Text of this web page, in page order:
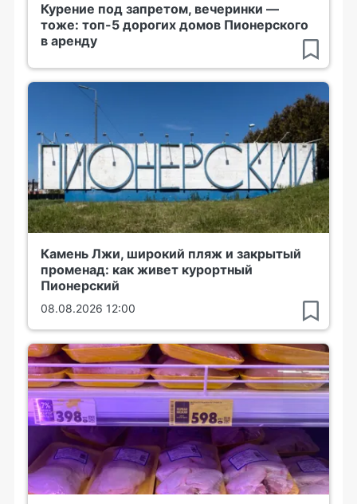
Курение под запретом, вечеринки —
тоже: топ-5 дорогих домов Пионерского
в аренду
Камень Лжи, широкий пляж и закрытый
променад: как живет курортный
Пионерский
08.08.2026 12:00